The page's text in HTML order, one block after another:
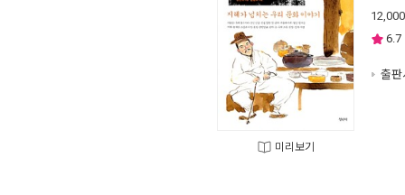
미리보기
12,000
6.7
출판